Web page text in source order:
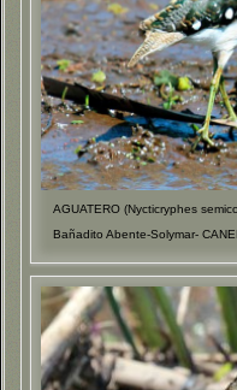
AGUATERO (Nycticryphes
Bañadito Abente-Solymar-